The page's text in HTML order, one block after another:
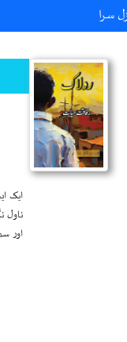
سرا
ایک
ناول
اور